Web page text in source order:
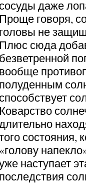
сосуды даже
Проще говоря,
головы не
Плюс сюда
безветренной
вообще
полуденным
способствует
Коварство
состояния,
«голову
наступает
последствия